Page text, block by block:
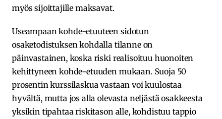
myös sijoittajille maksavat.
Useampaan kohde-etuuteen sidotun
osaketodistuksen kohdalla tilanne on
päinvastainen, koska riski realisoituu huonoiten
kehittyneen kohde-etuuden mukaan. Suoja 50
prosentin kurssilaskua vastaan voi kuulostaa
hyvältä, mutta jos alla olevasta neljästä osakkeesta
yksikin tipahtaa riskitason alle, kohdistuu tappio